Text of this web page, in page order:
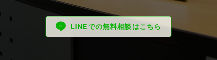
LINEでの無料相談はこちら